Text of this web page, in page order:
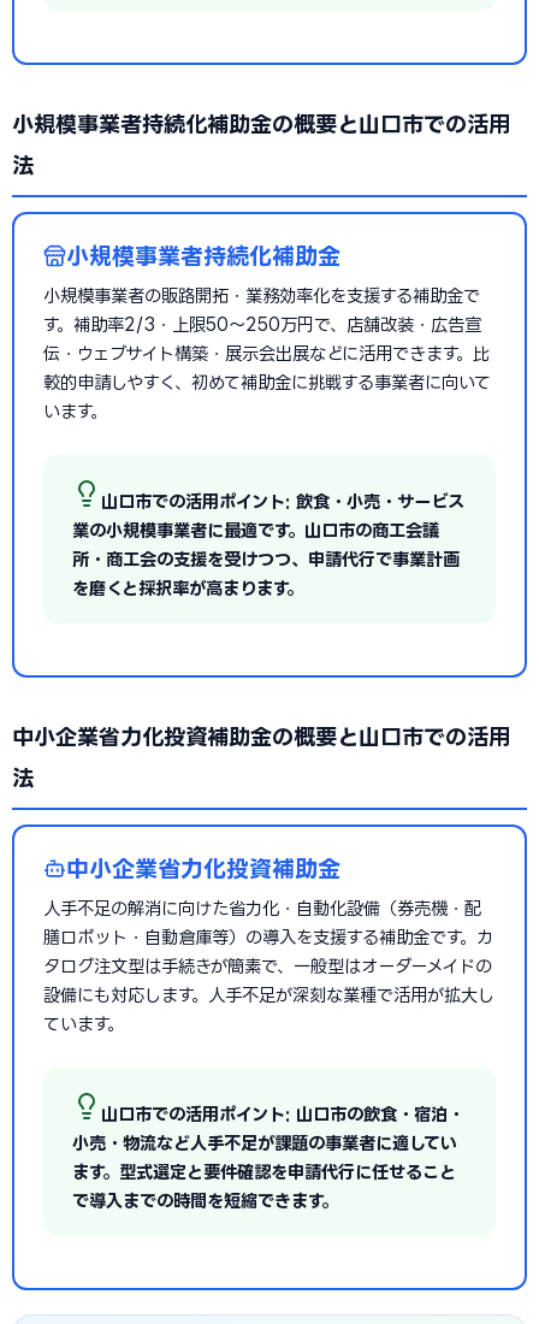
小規模事業者持続化補助金の概要と山口市での活用
法
小規模事業者持続化補助金
小規模事業者の販路開拓・業務効率化を支援する補助金で
す。補助率2/3・上限50〜250万円で、店舗改装・広告宣
伝・ウェブサイト構築・展示会出展などに活用できます。比
較的申請しやすく、初めて補助金に挑戦する事業者に向いて
います。
山口市での活用ポイント: 飲食・小売・サービス
業の小規模事業者に最適です。山口市の商工会議
所・商工会の支援を受けつつ、申請代行で事業計画
を磨くと採択率が高まります。
中小企業省力化投資補助金の概要と山口市での活用
法
中小企業省力化投資補助金
人手不足の解消に向けた省力化・自動化設備（券売機・配
膳ロボット・自動倉庫等）の導入を支援する補助金です。カ
タログ注文型は手続きが簡素で、一般型はオーダーメイドの
設備にも対応します。人手不足が深刻な業種で活用が拡大し
ています。
山口市での活用ポイント: 山口市の飲食・宿泊・
小売・物流など人手不足が課題の事業者に適してい
ます。型式選定と要件確認を申請代行に任せること
で導入までの時間を短縮できます。